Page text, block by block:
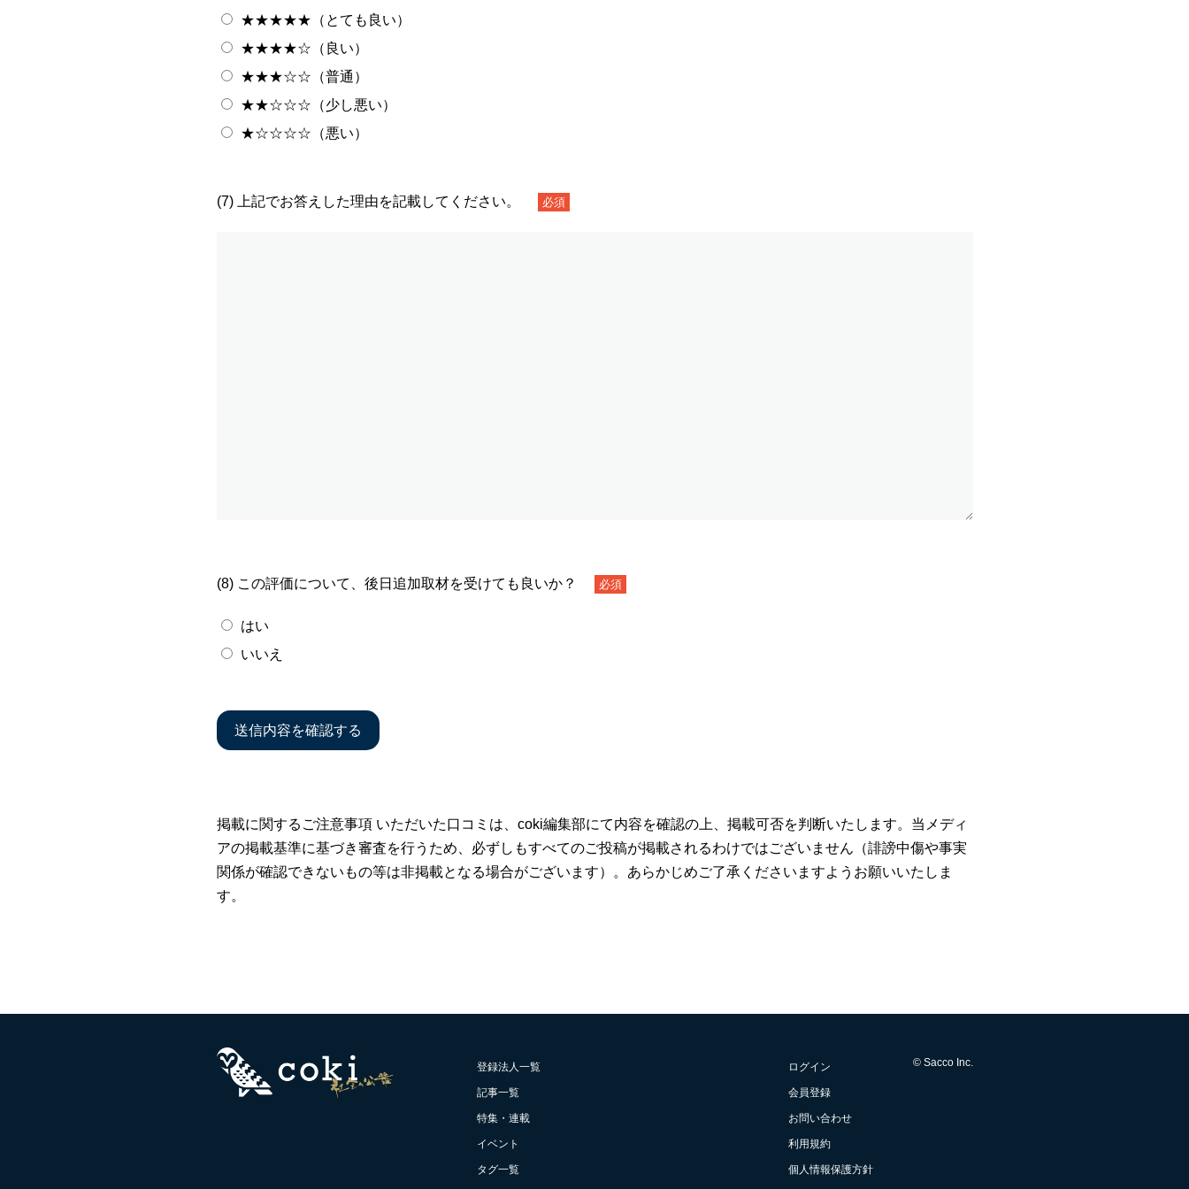
★★★★★（とても良い）
★★★★☆（良い）
★★★☆☆（普通）
★★☆☆☆（少し悪い）
★☆☆☆☆（悪い）
(7) 上記でお答えした理由を記載してください。 必須
(8) この評価について、後日追加取材を受けても良いか？ 必須
はい
いいえ
掲載に関するご注意事項 いただいた口コミは、coki編集部にて内容を確認の上、掲載可否を判断いたします。当メディ
アの掲載基準に基づき審査を行うため、必ずしもすべてのご投稿が掲載されるわけではございません（誹謗中傷や事実
関係が確認できないもの等は非掲載となる場合がございます）。あらかじめご了承くださいますようお願いいたしま
す。
登録法人一覧
記事一覧
特集・連載
イベント
タグ一覧
ログイン
会員登録
お問い合わせ
利用規約
個人情報保護方針
© Sacco Inc.